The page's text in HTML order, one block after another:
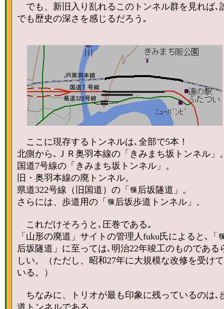
でも、新旧入り乱れるこのトンネル群を見れば､
でも歴史の深さを感じるだろう｡
ここに現存するトンネルは､全部で5本！
北側から､ＪＲ奥羽本線の「きみまち坂トンネル」
国道7号線の「きみまち坂トンネル」。
旧・奥羽本線の廃トンネル。
県道322号線（旧国道）の「
后坂隧道」。
さらには、歩道用の「
后坂歩道トンネル」。
これだけそろうと､圧巻である｡
「山形の廃道」サイトの管理人fuku氏によると､「
后坂隧道」に至っては､明治22年竣工のものである
しい。（ただし、昭和27年に大規模な改修を受けて
いる。）
ちなみに、トリオが最も印象に残っているのは､
道トンネルである。